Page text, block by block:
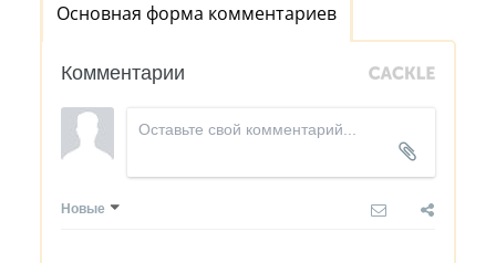
Основная форма комментариев
Комментарии
Новые